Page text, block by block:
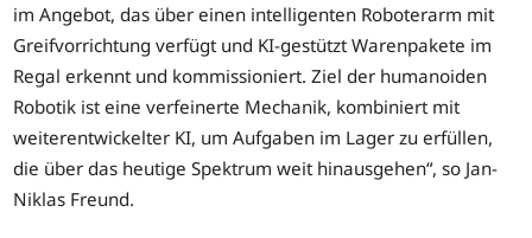
im Angebot, das über einen intelligenten Roboterarm mit
Greifvorrichtung verfügt und KI-gestützt Warenpakete im
Regal erkennt und kommissioniert. Ziel der humanoiden
Robotik ist eine verfeinerte Mechanik, kombiniert mit
weiterentwickelter KI, um Aufgaben im Lager zu erfüllen,
die über das heutige Spektrum weit hinausgehen“, so Jan-
Niklas Freund.